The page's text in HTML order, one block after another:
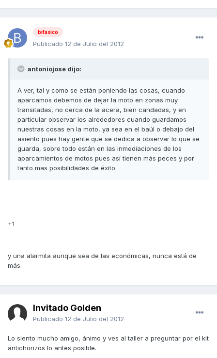
bifasico
Publicado 12 de Julio del 2012
antoniojose dijo:
A ver, tal y como se están poniendo las cosas, cuando
aparcamos debemos de dejar la moto en zonas muy
transitadas, no cerca de la acera, bien candadas, y en
particular observar los alrededores cuando guardamos
nuestras cosas en la moto, ya sea en el baúl o debajo del
asiento pues hay gente que se dedica a observar lo que se
guarda, sobre todo están en las inmediaciones de los
aparcamientos de motos pues así tienen más peces y por
tanto mas posibilidades de éxito.
+1
y una alarmita aunque sea de las económicas, nunca está de
más.
Invitado Golden
Publicado 12 de Julio del 2012
Lo siento mucho amigo, ánimo y ves al taller a preguntar por el kit
antichorizos lo antes posible.